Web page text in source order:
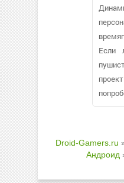
Если
Droid-Gamers.ru
Андроид